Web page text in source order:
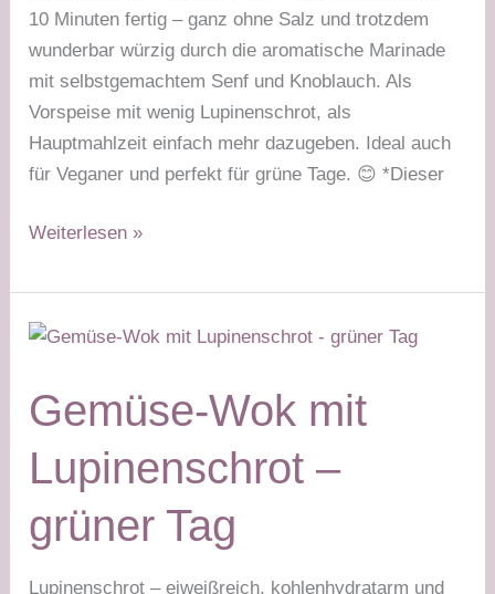
10 Minuten fertig – ganz ohne Salz und trotzdem
wunderbar würzig durch die aromatische Marinade
mit selbstgemachtem Senf und Knoblauch. Als
Vorspeise mit wenig Lupinenschrot, als
Hauptmahlzeit einfach mehr dazugeben. Ideal auch
für Veganer und perfekt für grüne Tage. 😊 *Dieser
Lupinenschrot-
–
grüner
Weiterlesen »
Gemüse-Wok mit
Lupinenschrot –
grüner Tag
Lupinenschrot – eiweißreich, kohlenhydratarm und